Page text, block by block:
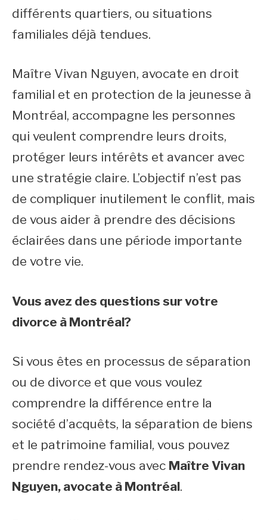
différents quartiers, ou situations
familiales déjà tendues.
Maître Vivan Nguyen, avocate en droit
familial et en protection de la jeunesse à
Montréal, accompagne les personnes
qui veulent comprendre leurs droits,
protéger leurs intérêts et avancer avec
une stratégie claire. L’objectif n’est pas
de compliquer inutilement le conflit, mais
de vous aider à prendre des décisions
éclairées dans une période importante
de votre vie.
Vous avez des questions sur votre
divorce à Montréal?
Si vous êtes en processus de séparation
ou de divorce et que vous voulez
comprendre la différence entre la
société d’acquêts, la séparation de biens
et le patrimoine familial, vous pouvez
prendre rendez-vous avec Maître Vivan
Nguyen, avocate à Montréal.